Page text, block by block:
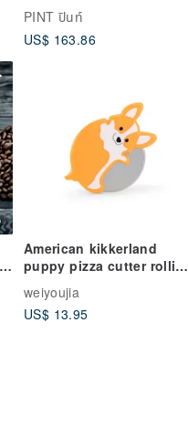
PINT ปินท์
US$ 163.86
American kikkerland
puppy pizza cutter rolling
special knife baking tool
weiyoujia
US$ 13.95